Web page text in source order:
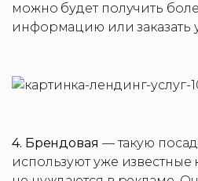
можно будет получить
информацию или заказать
4. Брендовая — такую
используют уже